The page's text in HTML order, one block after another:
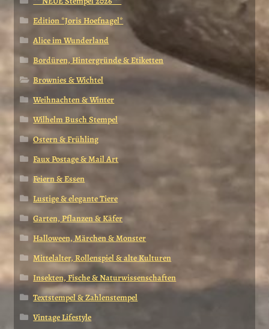
Edition *Joris Hoefnagel*
Alice im Wunderland
Bordüren, Hintergründe & Etiketten
Brownies & Wichtel
Weihnachten & Winter
Wilhelm Busch Stempel
Ostern & Frühling
Faux Postage & Mail Art
Feiern & Essen
Lustige & elegante Tiere
Garten, Pflanzen & Käfer
Halloween, Märchen & Monster
Mittelalter, Rollenspiel & alte Kulturen
Insekten, Fische & Naturwissenschaften
Textstempel & Zahlenstempel
Vintage Lifestyle